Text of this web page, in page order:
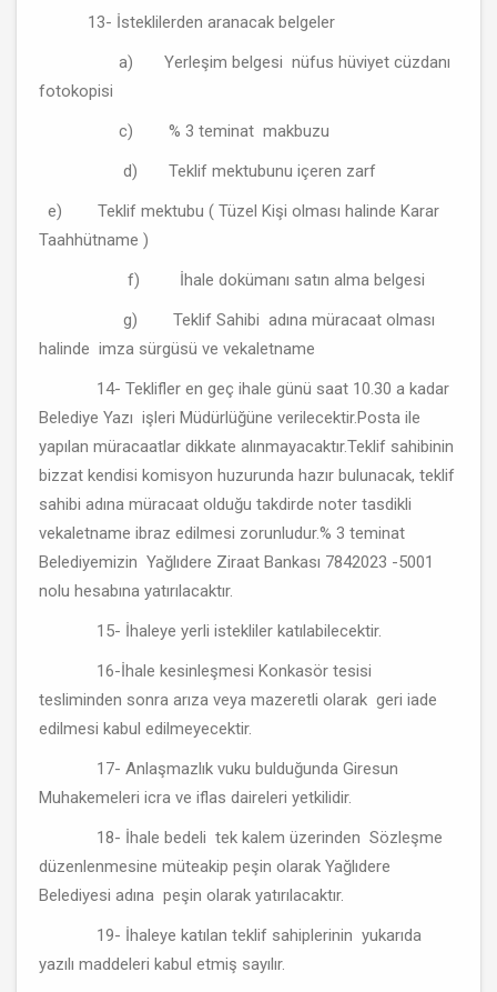
13- İsteklilerden aranacak belgeler
a) Yerleşim belgesi nüfus hüviyet cüzdanı
fotokopisi
c) % 3 teminat makbuzu
d) Teklif mektubunu içeren zarf
e) Teklif mektubu ( Tüzel Kişi olması halinde Karar
Taahhütname )
f) İhale dokümanı satın alma belgesi
g) Teklif Sahibi adına müracaat olması
halinde imza sürgüsü ve vekaletname
14- Teklifler en geç ihale günü saat 10.30 a kadar
Belediye Yazı işleri Müdürlüğüne verilecektir.Posta ile
yapılan müracaatlar dikkate alınmayacaktır.Teklif sahibinin
bizzat kendisi komisyon huzurunda hazır bulunacak, teklif
sahibi adına müracaat olduğu takdirde noter tasdikli
vekaletname ibraz edilmesi zorunludur.% 3 teminat
Belediyemizin Yağlıdere Ziraat Bankası 7842023 -5001
nolu hesabına yatırılacaktır.
15- İhaleye yerli istekliler katılabilecektir.
16-İhale kesinleşmesi Konkasör tesisi
tesliminden sonra arıza veya mazeretli olarak geri iade
edilmesi kabul edilmeyecektir.
17- Anlaşmazlık vuku bulduğunda Giresun
Muhakemeleri icra ve iflas daireleri yetkilidir.
18- İhale bedeli tek kalem üzerinden Sözleşme
düzenlenmesine müteakip peşin olarak Yağlıdere
Belediyesi adına peşin olarak yatırılacaktır.
19- İhaleye katılan teklif sahiplerinin yukarıda
yazılı maddeleri kabul etmiş sayılır.